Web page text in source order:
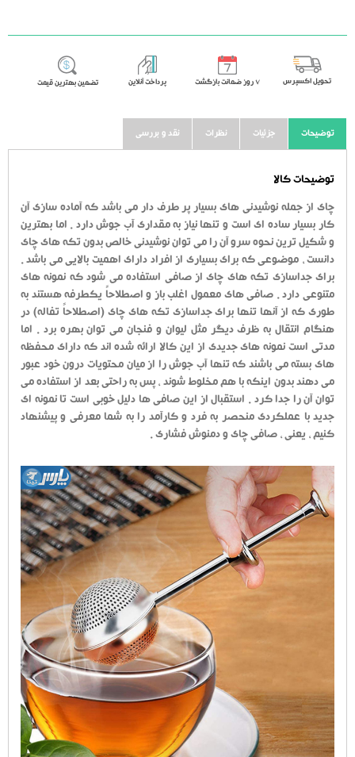
تحویل اکسپرس ٧ روز ضمانت بازگشت پرداخت آنلاین تضمین بهترین قیمت
توضیحات جزئیات نظرات نقد و بررسی
توضیحات کالا
چای از جمله نوشیدنی های بسیار پر طرف دار می باشد که آماده سازی آن
کار بسیار ساده ای است و تنها نیاز به مقداری آب جوش دارد . اما بهترین
و شکیل ترین نحوه سرو آن را می توان نوشیدنی خالص بدون تکه های چای
دانست ، موضوعی که برای بسیاری از افراد دارای اهمیت بالایی می باشد .
برای جداسازی تکه های چای از صافی استفاده می شود که نمونه های
متنوعی دارد . صافی های معمول اغلب باز و اصطلاحاً یکطرفه هستند به
طوری که از آنها تنها برای جداسازی تکه های چای (اصطلاحاً تفاله) در
هنگام انتقال به ظرف دیگر مثل لیوان و فنجان می توان بهره برد . اما
مدتی است نمونه های جدیدی از این کالا ارائه شده اند که دارای محفظه
های بسته می باشند که تنها آب جوش را از میان محتویات درون خود عبور
می دهند بدون اینکه با هم مخلوط شوند ، پس به راحتی بعد از استفاده می
توان آن را جدا کرد . استقبال از این صافی ها دلیل خوبی است تا نمونه ای
جدید با عملکردی منحصر به فرد و کارآمد را به شما معرفی و پیشنهاد
کنیم ، یعنی ، صافی چای و دمنوش فشاری .